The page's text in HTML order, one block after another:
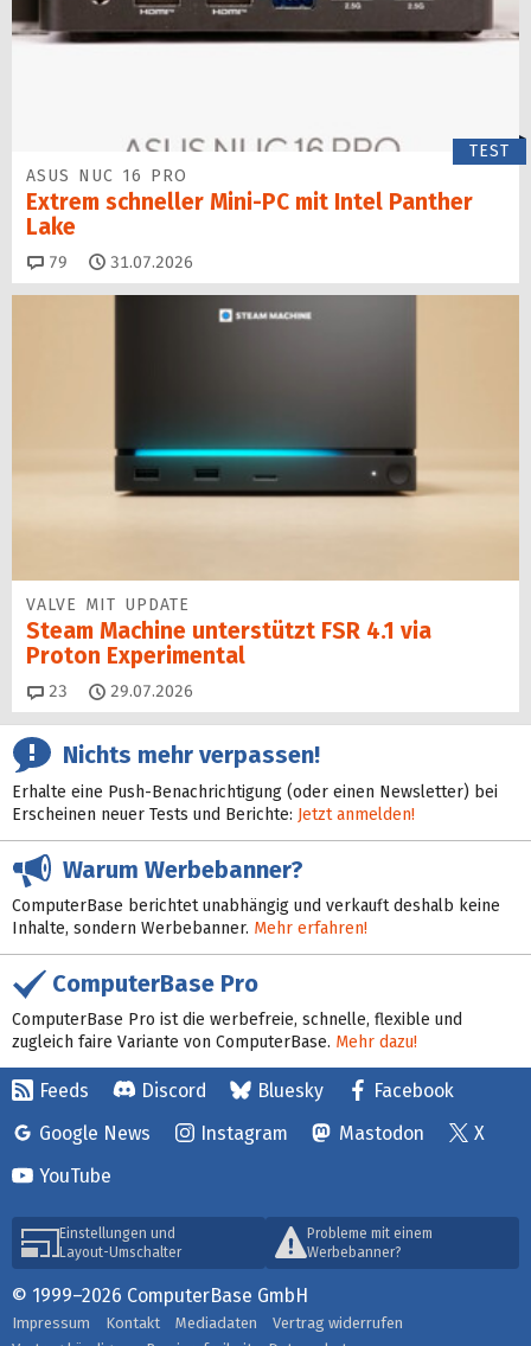
TEST
ASUS NUC 16 PRO
Extrem schneller Mini-PC mit Intel Panther
Lake
79 Kommentare
31.07.2026
VALVE MIT UPDATE
Steam Machine unterstützt FSR 4.1 via
Proton Experimental
23 Kommentare
29.07.2026
Nichts mehr verpassen!
Erhalte eine Push-Benachrichtigung (oder einen Newsletter) bei
Erscheinen neuer Tests und Berichte: Jetzt anmelden!
Warum Werbebanner?
ComputerBase berichtet unabhängig und verkauft deshalb keine
Inhalte, sondern Werbebanner. Mehr erfahren!
ComputerBase Pro
ComputerBase Pro ist die werbefreie, schnelle, flexible und
zugleich faire Variante von ComputerBase. Mehr dazu!
Feeds Discord Bluesky
Facebook
Google News
Instagram Mastodon
X
YouTube
Einstellungen und
Layout-Umschalter
Probleme mit einem
Werbebanner?
© 1999–2026 ComputerBase GmbH
Impressum Kontakt Mediadaten
Vertrag widerrufen